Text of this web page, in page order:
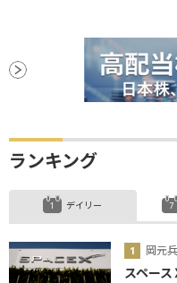
ランキング
デイリー
岡元
スペー